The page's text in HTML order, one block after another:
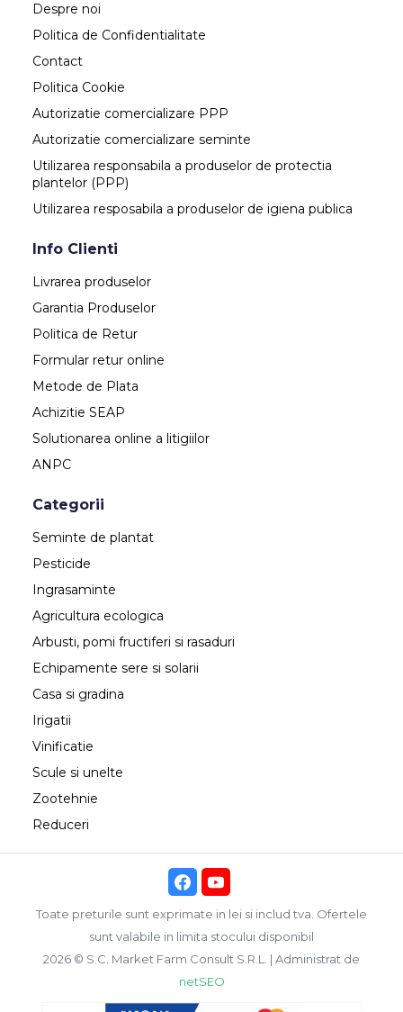
Despre noi
Politica de Confidentialitate
Contact
Politica Cookie
Autorizatie comercializare PPP
Autorizatie comercializare seminte
Utilizarea responsabila a produselor de protectia
plantelor (PPP)
Utilizarea resposabila a produselor de igiena publica
Info Clienti
Livrarea produselor
Garantia Produselor
Politica de Retur
Formular retur online
Metode de Plata
Achizitie SEAP
Solutionarea online a litigiilor
ANPC
Categorii
Seminte de plantat
Pesticide
Ingrasaminte
Agricultura ecologica
Arbusti, pomi fructiferi si rasaduri
Echipamente sere si solarii
Casa si gradina
Irigatii
Vinificatie
Scule si unelte
Zootehnie
Reduceri
Toate preturile sunt exprimate in lei si includ tva. Ofertele
sunt valabile in limita stocului disponibil
2026 © S.C. Market Farm Consult S.R.L. | Administrat de
netSEO